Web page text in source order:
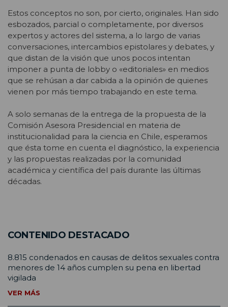
Estos conceptos no son, por cierto, originales. Han sido
esbozados, parcial o completamente, por diversos
expertos y actores del sistema, a lo largo de varias
conversaciones, intercambios epistolares y debates, y
que distan de la visión que unos pocos intentan
imponer a punta de lobby o «editoriales» en medios
que se rehúsan a dar cabida a la opinión de quienes
vienen por más tiempo trabajando en este tema.
A solo semanas de la entrega de la propuesta de la
Comisión Asesora Presidencial en materia de
institucionalidad para la ciencia en Chile, esperamos
que ésta tome en cuenta el diagnóstico, la experiencia
y las propuestas realizadas por la comunidad
académica y científica del país durante las últimas
décadas.
CONTENIDO DESTACADO
8.815 condenados en causas de delitos sexuales contra
menores de 14 años cumplen su pena en libertad
vigilada
VER MÁS